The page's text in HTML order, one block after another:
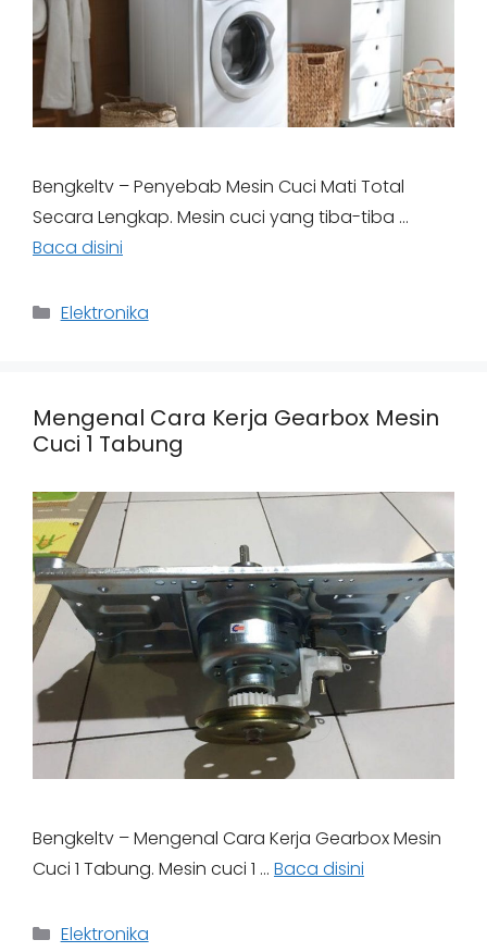
Bengkeltv – Penyebab Mesin Cuci Mati Total
Secara Lengkap. Mesin cuci yang tiba-tiba …
Baca disini
Categories
Elektronika
Mengenal Cara Kerja Gearbox Mesin
Cuci 1 Tabung
Bengkeltv – Mengenal Cara Kerja Gearbox Mesin
Cuci 1 Tabung. Mesin cuci 1 … Baca disini
Categories
Elektronika